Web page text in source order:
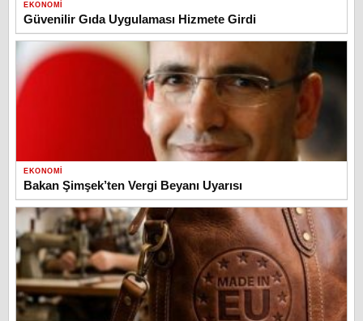
EKONOMI
Güvenilir Gıda Uygulaması Hizmete Girdi
EKONOMI
Bakan Şimşek’ten Vergi Beyanı Uyarısı